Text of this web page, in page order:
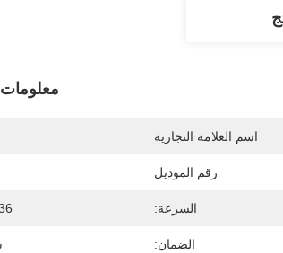
اسم العلامة التجارية
رقم الموديل
السرعة: 36 م /
الضمان: